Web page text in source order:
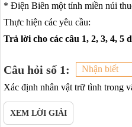
* Điện Biên một tỉnh miền núi
Thực hiện các yêu cầu:
Trả lời cho các câu 1, 2, 3, 4, 5
Câu hỏi số 1:
Nhận biết
Xác định nhân vật trữ tình trong
XEM LỜI GIẢI